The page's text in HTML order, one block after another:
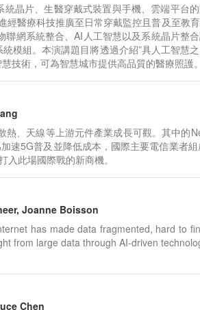
晶片、生醫穿戴式裝置與手機、雲端平台
醫療科技推廣至日常穿戴監控且普及至教
網系統整合、AI人工智慧以及系統晶片整
模組。本演講題目將透過介紹”具人工智慧
技術，可為智慧城市提供高品質的醫療照護。
、天線等上游元件產業成長可觀。其中的
速5G普及並降低成本，國際主要電信業者
此場國際戰的新商機。
Joanne Boisson
has made data fragmented, hard to
from large data through AI-driven
Chen